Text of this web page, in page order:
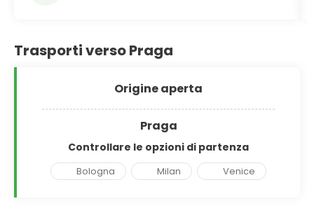
Trasporti verso Praga
Origine aperta
Praga
Controllare le opzioni di partenza
Bologna Milan Venice